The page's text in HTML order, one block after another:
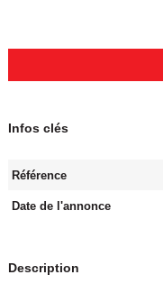
Infos clés
Référence
Date de l'annonce
Description